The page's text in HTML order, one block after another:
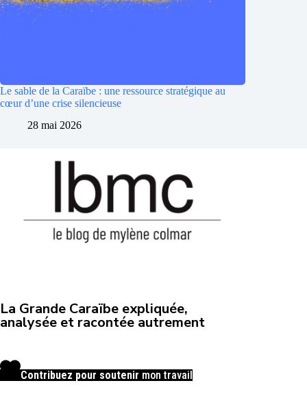
Le sable de la Caraïbe : une ressource stratégique au
cœur d’une crise silencieuse
28 mai 2026
La Grande Caraïbe expliquée,
analysée et racontée autrement
Contribuez pour soutenir mon travail